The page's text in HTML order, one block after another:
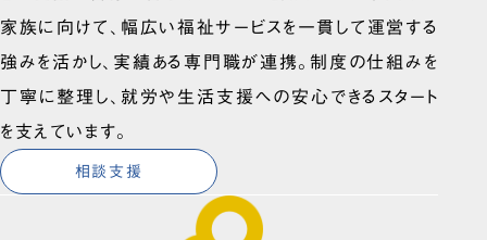
家族に向けて、幅広い福祉サービスを一貫して運営する
強みを活かし、実績ある専門職が連携。制度の仕組みを
丁寧に整理し、就労や生活支援への安心できるスタート
を支えています。
相談支援